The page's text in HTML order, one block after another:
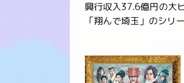
興行収入37.6億円の大
「翔んで埼玉」のシリ